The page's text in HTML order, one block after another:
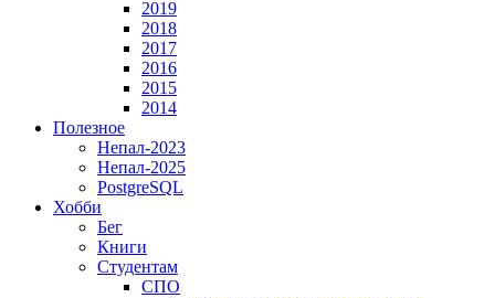
2019
2018
2017
2016
2015
2014
Полезное
Непал-2023
Непал-2025
PostgreSQL
Хобби
Бег
Книги
Студентам
СПО